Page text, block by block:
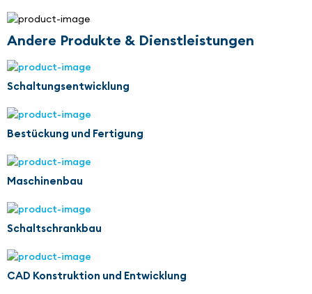
Andere Produkte & Dienstleistungen
Schaltungsentwicklung
Bestückung und Fertigung
Maschinenbau
Schaltschrankbau
CAD Konstruktion und Entwicklung